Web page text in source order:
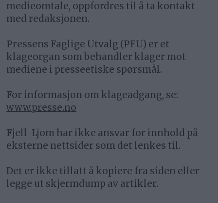
medieomtale, oppfordres til å ta kontakt
med redaksjonen.
Pressens Faglige Utvalg (PFU) er et
klageorgan som behandler klager mot
mediene i presseetiske spørsmål.
For informasjon om klageadgang, se:
www.presse.no
Fjell-Ljom har ikke ansvar for innhold på
eksterne nettsider som det lenkes til.
Det er ikke tillatt å kopiere fra siden eller
legge ut skjermdump av artikler.